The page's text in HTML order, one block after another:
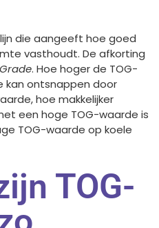
die aangeeft hoe goed
vasthoudt. De afkorting
. Hoe hoger de TOG-
kan ontsnappen door
hoe makkelijker
een hoge TOG-waarde is
TOG-waarde op koele
TOG-